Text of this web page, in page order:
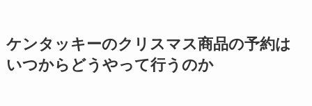
ケンタッキーのクリスマス商品の予約は
いつからどうやって行うのか